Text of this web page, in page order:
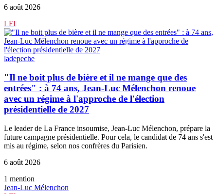
6 août 2026
LFI
ladepeche
"Il ne boit plus de bière et il ne mange que des
entrées" : à 74 ans, Jean-Luc Mélenchon renoue
avec un régime à l'approche de l'élection
présidentielle de 2027
Le leader de La France insoumise, Jean-Luc Mélenchon, prépare la
future campagne présidentielle. Pour cela, le candidat de 74 ans s'est
mis au régime, selon nos confrères du Parisien.
6 août 2026
1 mention
Jean-Luc Mélenchon